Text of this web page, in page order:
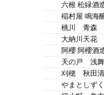
六根 松緑酒
稲村屋 鳴海
桃川 青森
大納川天花
阿櫻 阿櫻酒
天の戸 浅
刈穂 秋田
やまとしず